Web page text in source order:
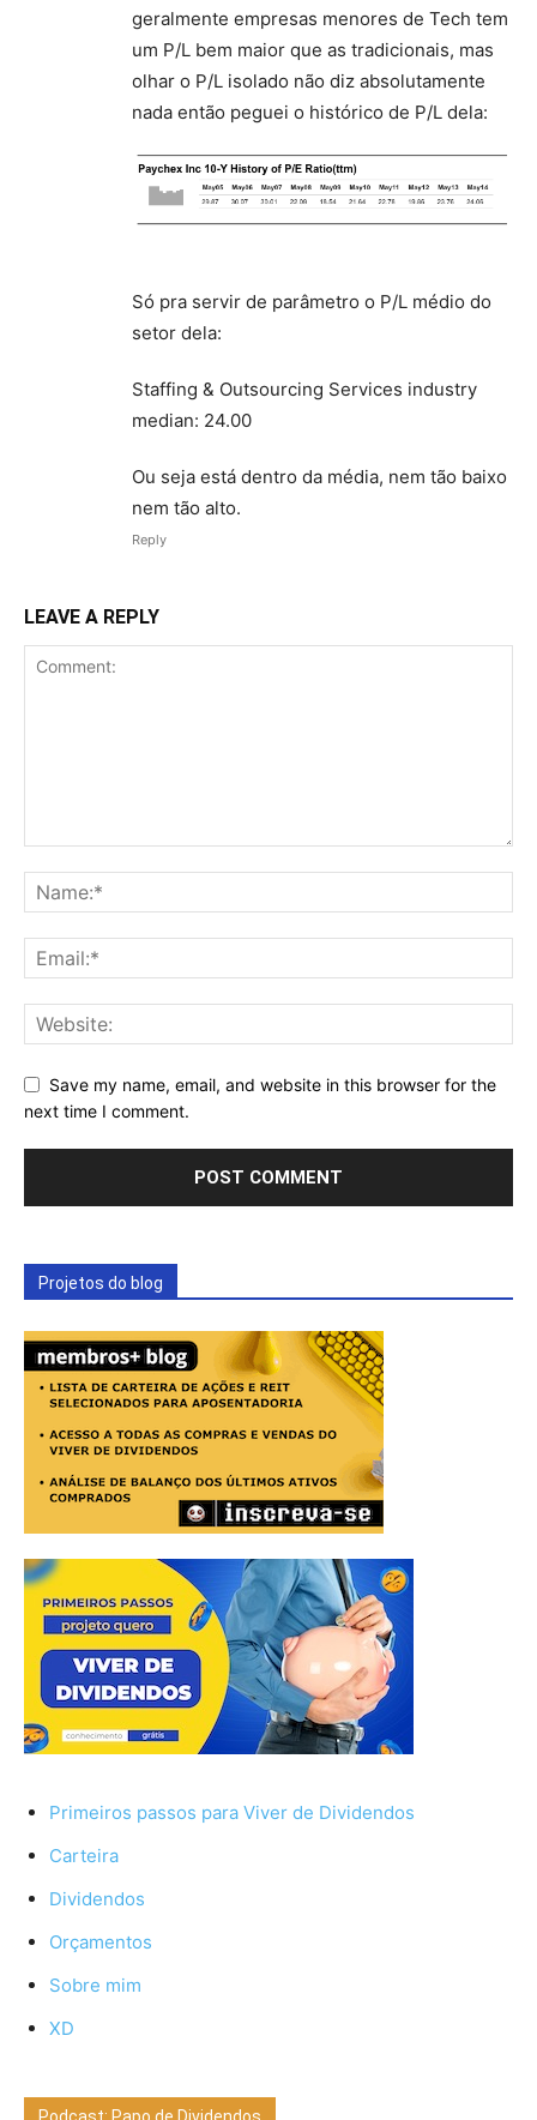
geralmente empresas menores de Tech tem
um P/L bem maior que as tradicionais, mas
olhar o P/L isolado não diz absolutamente
nada então peguei o histórico de P/L dela:
Só pra servir de parâmetro o P/L médio do
setor dela:
Staffing & Outsourcing Services industry
median: 24.00
Ou seja está dentro da média, nem tão baixo
nem tão alto.
Reply
LEAVE A REPLY
Save my name, email, and website in this browser for the
next time I comment.
Projetos do blog
Primeiros passos para Viver de Dividendos
Carteira
Dividendos
Orçamentos
Sobre mim
XD